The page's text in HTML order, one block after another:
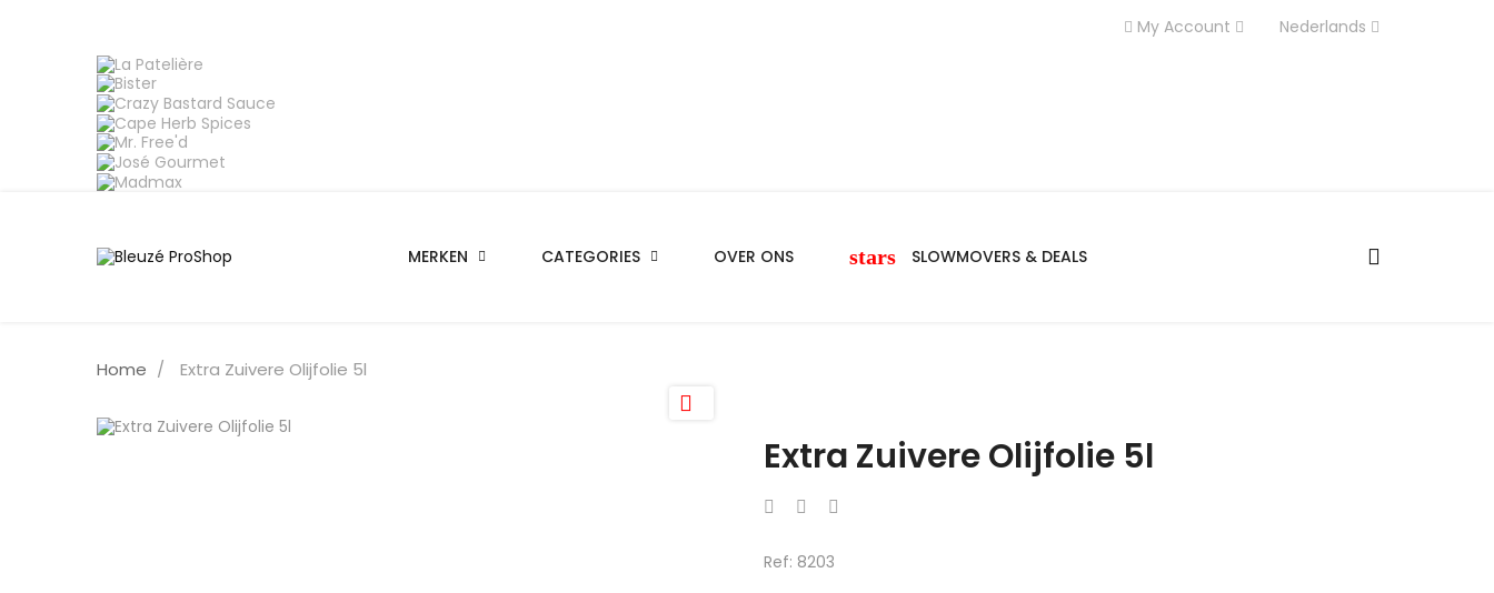
Nederlands
My Account
MERKEN CATEGORIES OVER ONS stars SLOWMOVERS & DEALS
Home Extra Zuivere Olijfolie 5l

Extra Zuivere Olijfolie 5l
Ref: 8203